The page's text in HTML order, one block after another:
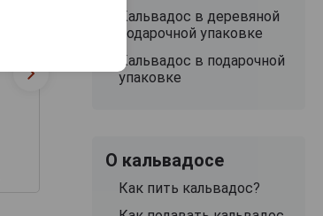
Кальвадос в деревяной
подарочной упаковке
Кальвадос в подарочной
упаковке
О кальвадосе
Как пить кальвадос?